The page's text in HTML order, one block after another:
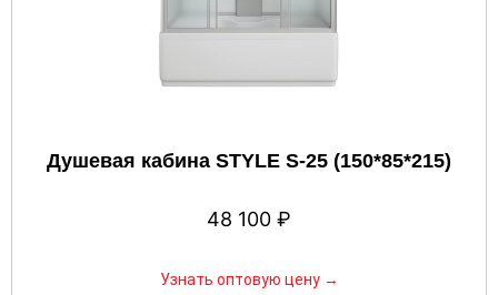
Душевая кабина STYLE S-25 (150*85*215)
48 100 ₽
Узнать оптовую цену →